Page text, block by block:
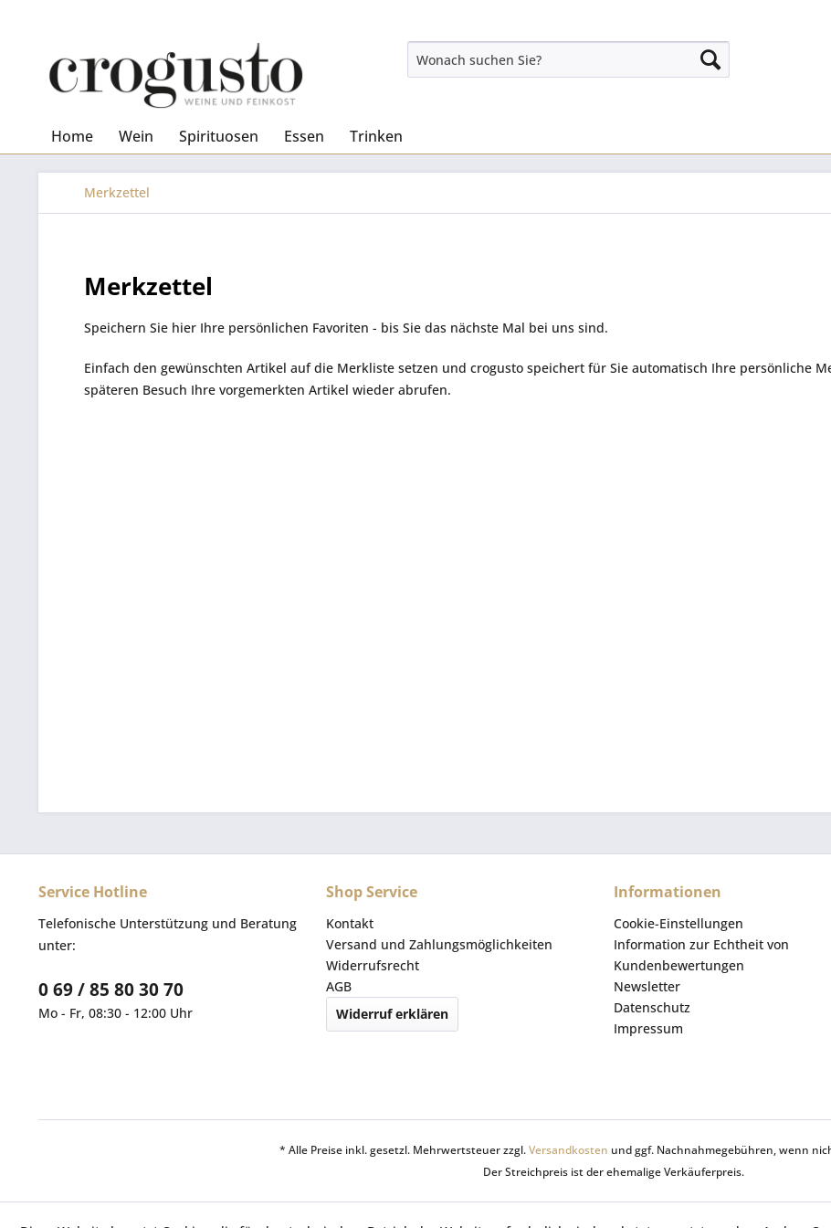
Home Wein Spirituosen Essen Trinken
Merkzettel
Merkzettel
Speichern Sie hier Ihre persönlichen Favoriten - bis Sie das nächste Mal bei uns sind.
Einfach den gewünschten Artikel auf die Merkliste setzen und crogusto speichert für Sie automatisch Ihre persönliche
späteren Besuch Ihre vorgemerkten Artikel wieder abrufen.
Service Hotline
Telefonische Unterstützung und Beratung
unter:
0 69 / 85 80 30 70
Mo - Fr, 08:30 - 12:00 Uhr
Shop Service
Kontakt
Versand und Zahlungsmöglichkeiten
Widerrufsrecht
AGB
Widerruf erklären
Informationen
Cookie-Einstellungen
Information zur Echtheit von
Kundenbewertungen
Newsletter
Datenschutz
Impressum
* Alle Preise inkl. gesetzl. Mehrwertsteuer zzgl.Versandkosten und ggf. Nachnahmegebühren, wenn
Der Streichpreis ist der ehemalige Verkäuferpreis.